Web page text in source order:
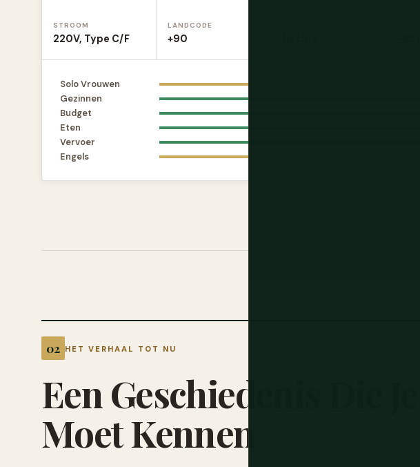
STROOM
220V, Type C/F
LANDCODE
+90
Solo Vrouwen
Gezinnen
Budget
Eten
Vervoer
Engels
HET VERHAAL TOT NU
EenGeschiedenis
MoetKennen